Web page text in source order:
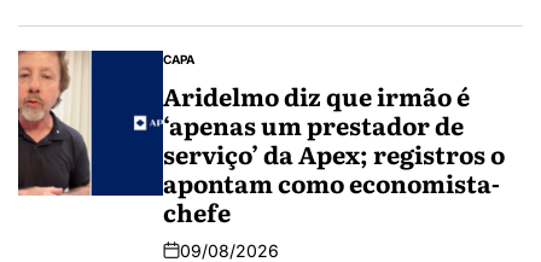
CAPA
Aridelmo diz que irmão é
‘apenas um prestador de
serviço’ da Apex; registros o
apontam como economista-
chefe
09/08/2026